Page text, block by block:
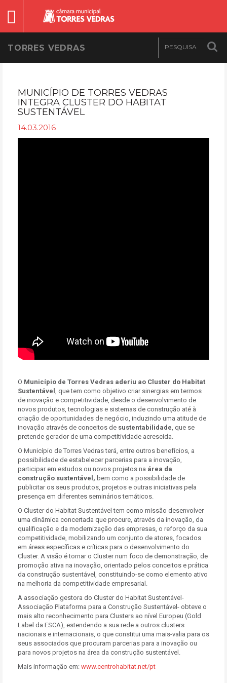
TORRES VEDRAS
MUNICÍPIO DE TORRES VEDRAS
INTEGRA CLUSTER DO HABITAT
SUSTENTÁVEL
14.03.2016
O Município de Torres Vedras aderiu ao Cluster do Habitat
Sustentável , que tem como objetivo criar sinergias em termos
de inovação e competitividade, desde o desenvolvimento de
novos produtos, tecnologias e sistemas de construção até à
criação de oportunidades de negócio, induzindo uma atitude de
inovação através de conceitos de sustentabilidade, que se
pretende gerador de uma competitividade acrescida.
O Município de Torres Vedras terá, entre outros benefícios, a
possibilidade de estabelecer parcerias para a inovação,
participar em estudos ou novos projetos na área da
construção sustentável, bem como a possibilidade de
publicitar os seus produtos, projetos e outras iniciativas pela
presença em diferentes seminários temáticos.
O Cluster do Habitat Sustentável tem como missão desenvolver
uma dinâmica concertada que procure, através da inovação, da
qualificação e da modernização das empresas, o reforço da sua
competitividade, mobilizando um conjunto de atores, focados
em áreas específicas e críticas para o desenvolvimento do
Cluster. A visão é tornar o Cluster num foco de demonstração, de
promoção ativa na inovação, orientado pelos conceitos e prática
da construção sustentável, constituindo-se como elemento ativo
na melhoria da competitividade empresarial.
A associação gestora do Cluster do Habitat Sustentável-
Associação Plataforma para a Construção Sustentável- obteve o
mais alto reconhecimento para Clusters ao nível Europeu (Gold
Label da ESCA), estendendo a sua rede a outros clusters
nacionais e internacionais, o que constitui uma mais-valia para os
seus associados que procuram parcerias para a inovação ou
para novos projetos na área da construção sustentável.
Mais informação em: www.centrohabitat.net/pt